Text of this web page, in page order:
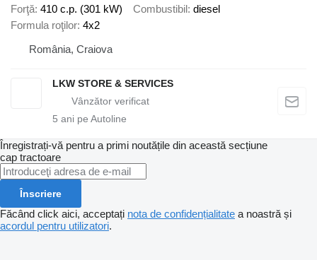
Forţă 410 c.p. (301 kW) Combustibil diesel
Formula roţilor 4x2
România, Craiova
LKW STORE & SERVICES
5 ani pe Autoline
Înregistrați-vă pentru a primi noutățile din această secțiune
cap tractoare
Înscriere
Făcând click aici, acceptați nota de confidențialitate a noastră și
acordul pentru utilizatori.